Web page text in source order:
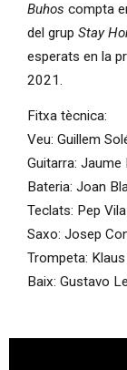
Buhos compta
del grup Stay
esperats en la
2021.
Fitxa tècnica:
Veu: Guillem
Guitarra: Jaume
Bateria: Joan
Teclats: Pep
Saxo: Josep
Trompeta:
Baix: Gustavo